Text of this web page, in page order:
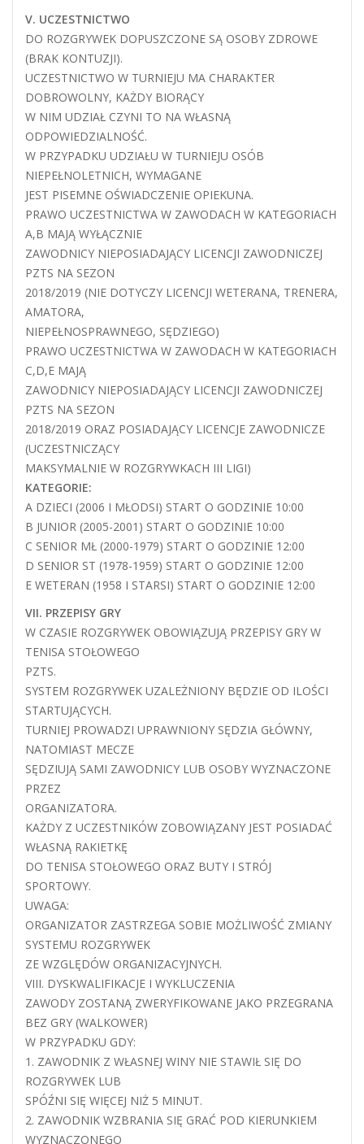
V. UCZESTNICTWO
DO ROZGRYWEK DOPUSZCZONE SĄ OSOBY ZDROWE
(BRAK KONTUZJI).
UCZESTNICTWO W TURNIEJU MA CHARAKTER
DOBROWOLNY, KAŻDY BIORĄCY
W NIM UDZIAŁ CZYNI TO NA WŁASNĄ
ODPOWIEDZIALNOŚĆ.
W PRZYPADKU UDZIAŁU W TURNIEJU OSÓB
NIEPEŁNOLETNICH, WYMAGANE
JEST PISEMNE OŚWIADCZENIE OPIEKUNA.
PRAWO UCZESTNICTWA W ZAWODACH W KATEGORIACH
A,B MAJĄ WYŁĄCZNIE
ZAWODNICY NIEPOSIADAJĄCY LICENCJI ZAWODNICZEJ
PZTS NA SEZON
2018/2019 (NIE DOTYCZY LICENCJI WETERANA, TRENERA,
AMATORA,
NIEPEŁNOSPRAWNEGO, SĘDZIEGO)
PRAWO UCZESTNICTWA W ZAWODACH W KATEGORIACH
C,D,E MAJĄ
ZAWODNICY NIEPOSIADAJĄCY LICENCJI ZAWODNICZEJ
PZTS NA SEZON
2018/2019 ORAZ POSIADAJĄCY LICENCJE ZAWODNICZE
(UCZESTNICZĄCY
MAKSYMALNIE W ROZGRYWKACH III LIGI)
KATEGORIE:
A DZIECI (2006 I MŁODSI) START O GODZINIE 10:00
B JUNIOR (2005-2001) START O GODZINIE 10:00
C SENIOR MŁ (2000-1979) START O GODZINIE 12:00
D SENIOR ST (1978-1959) START O GODZINIE 12:00
E WETERAN (1958 I STARSI) START O GODZINIE 12:00
VII. PRZEPISY GRY
W CZASIE ROZGRYWEK OBOWIĄZUJĄ PRZEPISY GRY W
TENISA STOŁOWEGO
PZTS.
SYSTEM ROZGRYWEK UZALEŻNIONY BĘDZIE OD ILOŚCI
STARTUJĄCYCH.
TURNIEJ PROWADZI UPRAWNIONY SĘDZIA GŁÓWNY,
NATOMIAST MECZE
SĘDZIUJĄ SAMI ZAWODNICY LUB OSOBY WYZNACZONE
PRZEZ
ORGANIZATORA.
KAŻDY Z UCZESTNIKÓW ZOBOWIĄZANY JEST POSIADAĆ
WŁASNĄ RAKIETKĘ
DO TENISA STOŁOWEGO ORAZ BUTY I STRÓJ
SPORTOWY.
UWAGA:
ORGANIZATOR ZASTRZEGA SOBIE MOŻLIWOŚĆ ZMIANY
SYSTEMU ROZGRYWEK
ZE WZGLĘDÓW ORGANIZACYJNYCH.
VIII. DYSKWALIFIKACJE I WYKLUCZENIA
ZAWODY ZOSTANĄ ZWERYFIKOWANE JAKO PRZEGRANA
BEZ GRY (WALKOWER)
W PRZYPADKU GDY:
1. ZAWODNIK Z WŁASNEJ WINY NIE STAWIŁ SIĘ DO
ROZGRYWEK LUB
SPÓŹNI SIĘ WIĘCEJ NIŻ 5 MINUT.
2. ZAWODNIK WZBRANIA SIĘ GRAĆ POD KIERUNKIEM
WYZNACZONEGO